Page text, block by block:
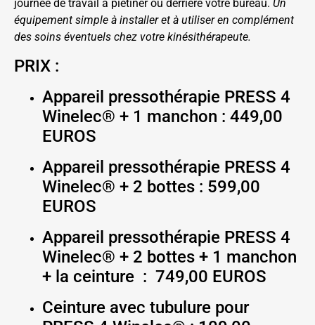
journée de travail à piétiner ou derrière votre bureau. Un
équipement simple à installer et à utiliser en complément
des soins éventuels chez votre kinésithérapeute.
PRIX :
Appareil pressothérapie PRESS 4
Winelec® + 1 manchon : 449,00
EUROS
Appareil pressothérapie PRESS 4
Winelec® + 2 bottes : 599,00
EUROS
Appareil pressothérapie PRESS 4
Winelec® + 2 bottes + 1 manchon
+ la ceinture : 749,00 EUROS
Ceinture avec tubulure pour